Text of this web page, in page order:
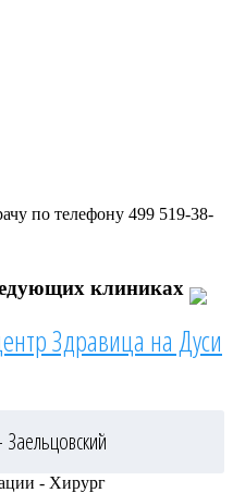
по телефону 499 519-38-
клиниках
Здравица на Дуси
- Хирург